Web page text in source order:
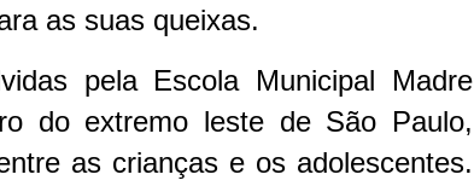
as suas queixas.
pela Escola Municipal Madre
do extremo leste de São Paulo,
as crianças e os adolescentes.